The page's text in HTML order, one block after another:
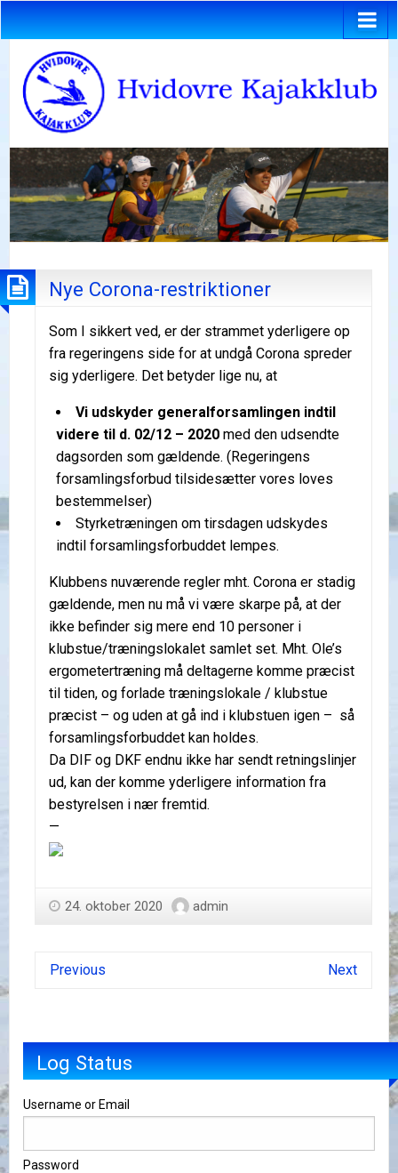
Nye Corona-restriktioner
Som I sikkert ved, er der strammet yderligere op
fra regeringens side for at undgå Corona spreder
sig yderligere. Det betyder lige nu, at
Vi udskyder generalforsamlingen indtil
videre til d. 02/12 – 2020 med den udsendte
dagsorden som gældende. (Regeringens
forsamlingsforbud tilsidesætter vores loves
bestemmelser)
Styrketræningen om tirsdagen udskydes
indtil forsamlingsforbuddet lempes.
Klubbens nuværende regler mht. Corona er stadig
gældende, men nu må vi være skarpe på, at der
ikke befinder sig mere end 10 personer i
klubstue/træningslokalet samlet set. Mht. Ole’s
ergometertræning må deltagerne komme præcist
til tiden, og forlade træningslokale / klubstue
præcist – og uden at gå ind i klubstuen igen – så
forsamlingsforbuddet kan holdes.
Da DIF og DKF endnu ikke har sendt retningslinjer
ud, kan der komme yderligere information fra
bestyrelsen i nær fremtid.
—
24. oktober 2020 admin
Previous Next
Log Status
Username or Email
Password